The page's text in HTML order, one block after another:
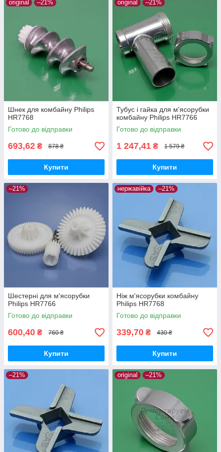
original –21%
Шнек для комбайну Philips
HR7768
Готово до відправки
693,62 ₴ 878 ₴
Купити
original –21%
Тубус і гайка для м'ясорубки
комбайну Philips HR7766
Готово до відправки
1 247,41 ₴ 1 579 ₴
Купити
–21%
Шестерні для м'ясорубки
Philips HR7766
Готово до відправки
600,40 ₴ 760 ₴
Купити
нержавійка –21%
Ніж м'ясорубки комбайну
Philips HR7768
Готово до відправки
339,70 ₴ 430 ₴
Купити
–21% original –21%